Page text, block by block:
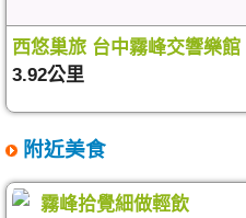
西悠巢旅 台中霧峰交響樂館
3.92公里
附近美食
霧峰拾覺細做輕飲